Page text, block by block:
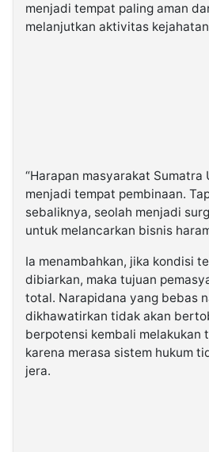
menjadi tempat paling aman
melanjutkan aktivitas
“Harapan masyarakat Sumatra
menjadi tempat pembinaan.
sebaliknya, seolah menjadi
untuk melancarkan bisnis
Ia menambahkan, jika kondisi
dibiarkan, maka tujuan
total. Narapidana yang bebas
dikhawatirkan tidak akan
berpotensi kembali melakukan
karena merasa sistem hukum
jera.